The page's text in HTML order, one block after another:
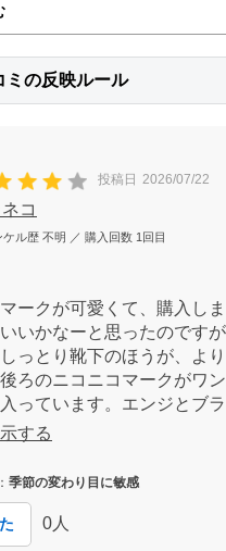
ミの反映ルール
投稿日 2026/07/22
コ
ケル歴 不明 ／ 購入回数 1回目
ークが可愛くて、購入し
いかなーと思ったのです
っとり靴下のほうが、よ
ろのニコニコマークがワ
っています。エンジとブ
する
季節の変わり目に敏感
0 人